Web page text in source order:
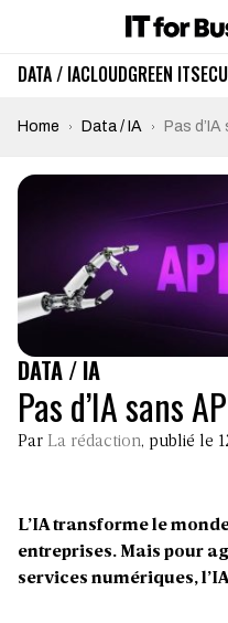
DATA / IACLOUDGREEN ITSECU
Home Data / IA Pas
DATA / IA
Pas d’IA sans
Par La rédaction, publié le
L’IA transforme le
entreprises. Mais pour
services numériques,